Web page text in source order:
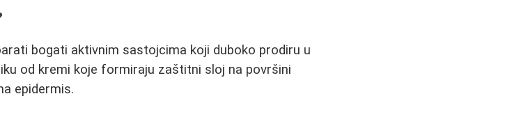
bogati aktivnim sastojcima koji duboko prodiru u
od kremi koje formiraju zaštitni sloj na površini
epidermis.